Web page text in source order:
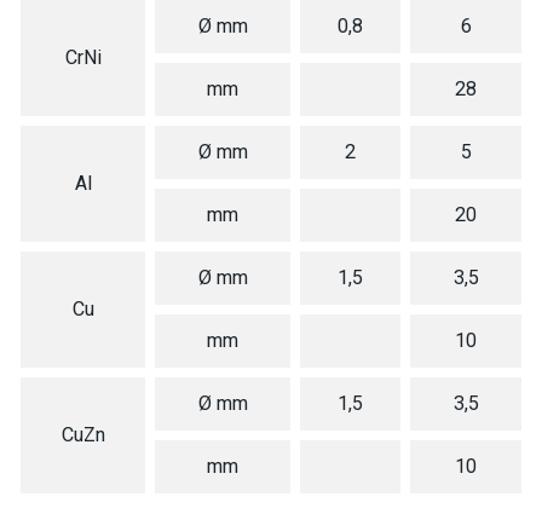
CrNi
Ø mm 0,8 6
mm 28
Al
Ø mm 2 5
mm 20
Cu
Ø mm 1,5 3,5
mm 10
CuZn
Ø mm 1,5 3,5
mm 10